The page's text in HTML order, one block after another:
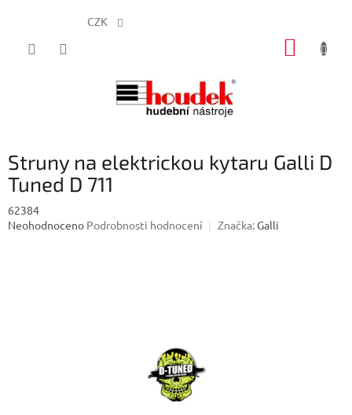
CZK
Struny na elektrickou kytaru Galli D
Tuned D 711
62384
Průměrné
Neohodnoceno Podrobnosti hodnocení Značka:Galli